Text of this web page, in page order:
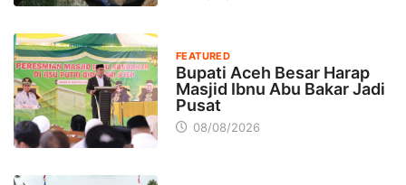
FEATURED
Bupati Aceh Besar Harap
Masjid Ibnu Abu Bakar Jadi
Pusat
08/08/2026